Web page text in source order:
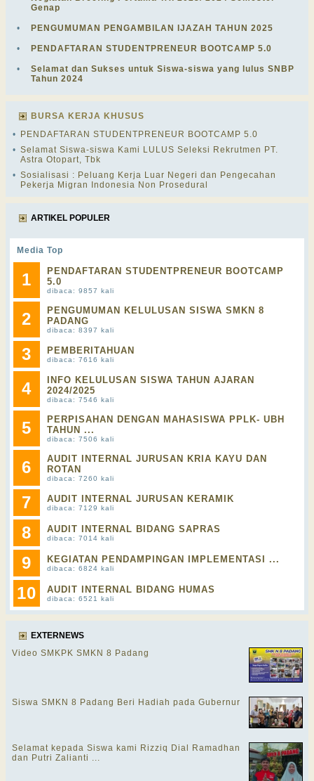
Genap
• PENGUMUMAN PENGAMBILAN IJAZAH TAHUN 2025
• PENDAFTARAN STUDENTPRENEUR BOOTCAMP 5.0
•
Selamat dan Sukses untuk Siswa-siswa yang lulus SNBP
Tahun 2024
BURSA KERJA KHUSUS
•
PENDAFTARAN STUDENTPRENEUR BOOTCAMP 5.0
• Selamat Siswa-siswa Kami LULUS Seleksi Rekrutmen PT.
Astra Otopart, Tbk
• Sosialisasi : Peluang Kerja Luar Negeri dan Pengecahan
Pekerja Migran Indonesia Non Prosedural
ARTIKEL POPULER
Media Top
1
PENDAFTARAN STUDENTPRENEUR BOOTCAMP
5.0
dibaca: 9857 kali
2
PENGUMUMAN KELULUSAN SISWA SMKN 8
PADANG
dibaca: 8397 kali
3 PEMBERITAHUAN
dibaca: 7616 kali
4
INFO KELULUSAN SISWA TAHUN AJARAN
2024/2025
dibaca: 7546 kali
5
PERPISAHAN DENGAN MAHASISWA PPLK- UBH
TAHUN ...
dibaca: 7506 kali
6
AUDIT INTERNAL JURUSAN KRIA KAYU DAN
ROTAN
dibaca: 7260 kali
7 AUDIT INTERNAL JURUSAN KERAMIK
dibaca: 7129 kali
8 AUDIT INTERNAL BIDANG SAPRAS
dibaca: 7014 kali
9 KEGIATAN PENDAMPINGAN IMPLEMENTASI ...
dibaca: 6824 kali
10 AUDIT INTERNAL BIDANG HUMAS
dibaca: 6521 kali
EXTERNEWS
Video SMKPK SMKN 8 Padang
Siswa SMKN 8 Padang Beri Hadiah pada Gubernur
Selamat kepada Siswa kami Rizziq Dial Ramadhan
dan Putri Zalianti ...